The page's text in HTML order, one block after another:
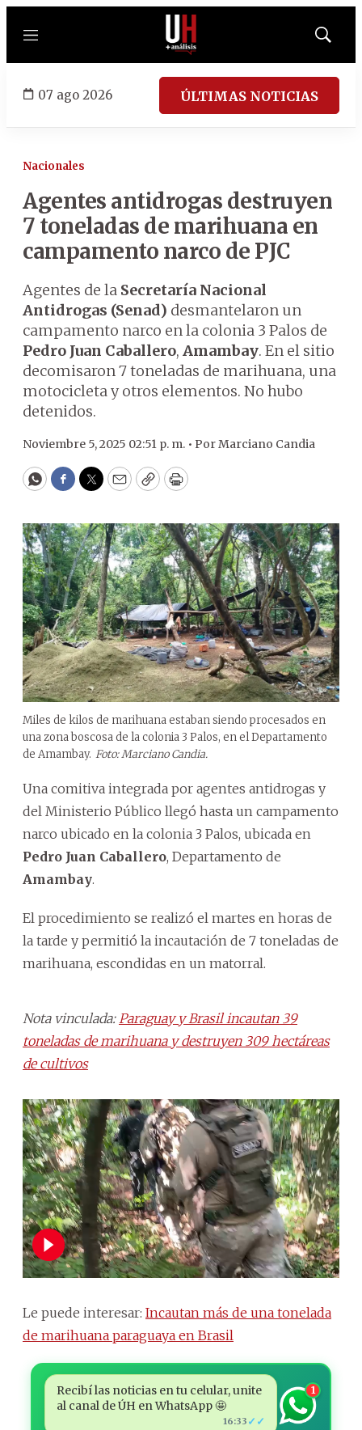
Menú
Mostrar
07 ago 2026 ÚLTIMAS NOTICIAS
Nacionales
Agentes antidrogas destruyen
7 toneladas de marihuana en
campamento narco de PJC
Agentes de la Secretaría Nacional
Antidrogas (Senad) desmantelaron un
campamento narco en la colonia 3 Palos de
Pedro Juan Caballero, Amambay. En el sitio
decomisaron 7 toneladas de marihuana, una
motocicleta y otros elementos. No hubo
detenidos.
Noviembre 5, 2025 02:51 p. m. • PorMarciano Candia
WhatsApp
Facebook
Twitter
EmailCopyPrint
Miles de kilos de marihuana estaban siendo procesados en
una zona boscosa de la colonia 3 Palos, en el Departamento
de Amambay. Foto: Marciano Candia.
Una comitiva integrada por agentes antidrogas y
del Ministerio Público llegó hasta un campamento
narco ubicado en la colonia 3 Palos, ubicada en
Pedro Juan Caballero, Departamento de
Amambay.
El procedimiento se realizó el martes en horas de
la tarde y permitió la incautación de 7 toneladas de
marihuana, escondidas en un matorral.
Nota vinculada: Paraguay y Brasil incautan 39
toneladas de marihuana y destruyen 309 hectáreas
de cultivos
Le puede interesar: Incautan más de una tonelada
de marihuana paraguaya en Brasil
Recibí las noticias en tu celular, unite
al canal de ÚH en WhatsApp 🤩
16:33 ✓✓
1